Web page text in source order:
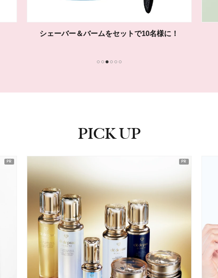
シェーバー＆バームをセットで10名様に！
PICK UP